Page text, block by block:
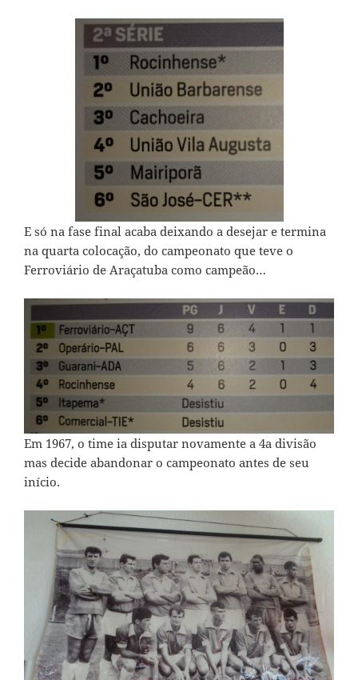
E só na fase final acaba deixando a desejar e termina
na quarta colocação, do campeonato que teve o
Ferroviário de Araçatuba como campeão…
Em 1967, o time ia disputar novamente a 4a divisão
mas decide abandonar o campeonato antes de seu
início.